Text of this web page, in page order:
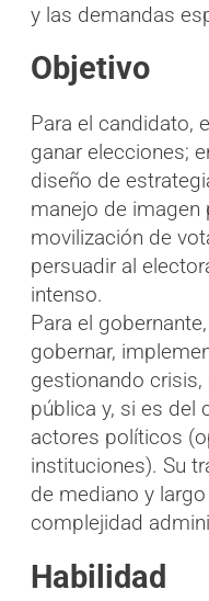
y las demandas
Objetivo
Para el candidato,
ganar elecciones;
diseño de
manejo de imagen
movilización de
persuadir al
intenso.
Para el
gobernar,
gestionando
pública y, si es del
actores políticos
instituciones). Su
de mediano y
complejidad
Habilidad